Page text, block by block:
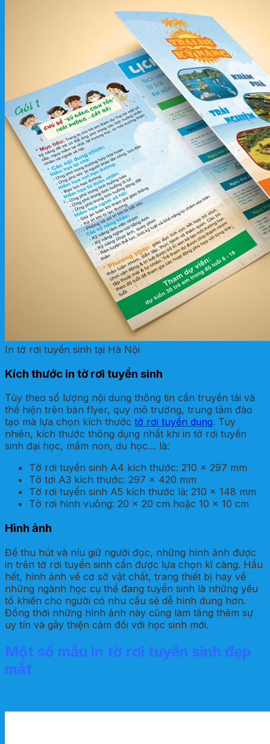
In tờ rơi tuyển sinh tại Hà Nội
Kích thước in tờ rơi tuyển sinh
Tùy theo số lượng nội dung thông tin cần truyền tải và
thể hiện trên bản flyer, quy mô trường, trung tâm đào
tạo mà lựa chọn kích thước tờ rơi tuyển dụng. Tuy
nhiên, kích thước thông dụng nhất khi in tờ rơi tuyển
sinh đại học, mầm non, du học… là:
Tờ rơi tuyển sinh A4 kích thước: 210 x 297 mm
Tờ tơi A3 kích thước: 297 x 420 mm
Tờ rơi tuyển sinh A5 kích thước là: 210 x 148 mm
Tờ rơi hình vuông: 20 x 20 cm hoặc 10 x 10 cm
Hình ảnh
Để thu hút và níu giữ người đọc, những hình ảnh được
in trên tờ rơi tuyển sinh cần được lựa chọn kĩ càng. Hầu
hết, hình ảnh về cơ sở vật chất, trang thiết bị hay về
những ngành học cụ thể đang tuyển sinh là những yếu
tố khiến cho người có nhu cầu sẽ dễ hình dung hơn.
Đồng thời những hình ảnh này cũng làm tăng thêm sự
uy tín và gây thiện cảm đối với học sinh mới.
Một số mẫu in tờ rơi tuyển sinh đẹp
mắt